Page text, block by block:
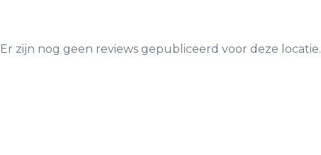
Er zijn nog geen reviews gepubliceerd voor deze locatie.